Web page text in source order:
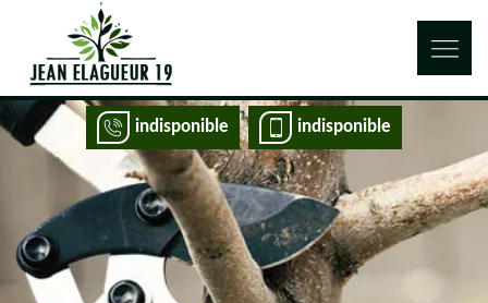
indisponible indisponible